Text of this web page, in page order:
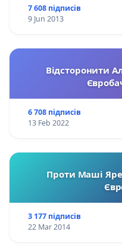
7 608 підписів
9 Jun 2013
Відсторонити
6 708 підписів
13 Feb 2022
Проти Маші
3 177 підписів
22 Mar 2014